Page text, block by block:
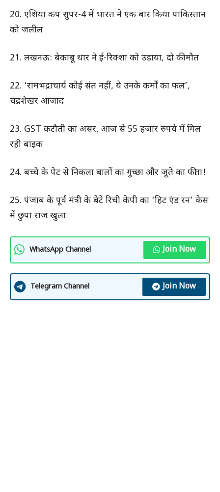
20. एशिया कप सुपर-4 में भारत ने एक बार किया पाकिस्तान
को जलील
21. लखनऊ: बेकाबू थार ने ई-रिक्शा को उड़ाया, दो की मौत
22. ‘रामभद्राचार्य कोई संत नहीं, ये उनके कर्मों का फल’,
चंद्रशेखर आजाद
23. GST कटौती का असर, आज से 55 हजार रुपये में मिल
रही बाइक
24. बच्चे के पेट से निकला बालों का गुच्छा और जूते का फीता!
25. पंजाब के पूर्व मंत्री के बेटे रिची केपी का ‘हिट एंड रन’ केस
में छुपा राज खुला
WhatsApp Channel Join Now
Telegram Channel Join Now